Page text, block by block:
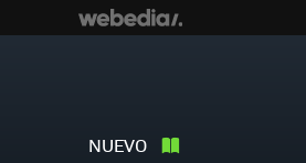
NUEVO